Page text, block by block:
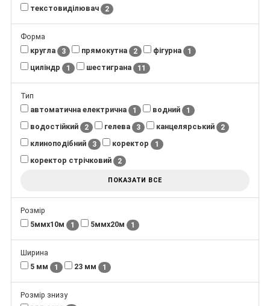
текстовиділювач
2
Форма
кругла
3 прямокутна 2 фігурна 1
циліндр 1 шестиграна 11
Тип
автоматична електрична
1 водний 1
водостійкий 2 гелева 3 канцелярський 2
клиноподібний 3 коректор 1
коректор стрічковий 2
ПОКАЗАТИ ВСЕ
Розмір
5ммх10м
1 5ммх20м 1
Ширина
5 мм
1 23 мм 1
Розмір знизу